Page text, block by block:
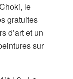
le
gratuites
d’art et un
sur